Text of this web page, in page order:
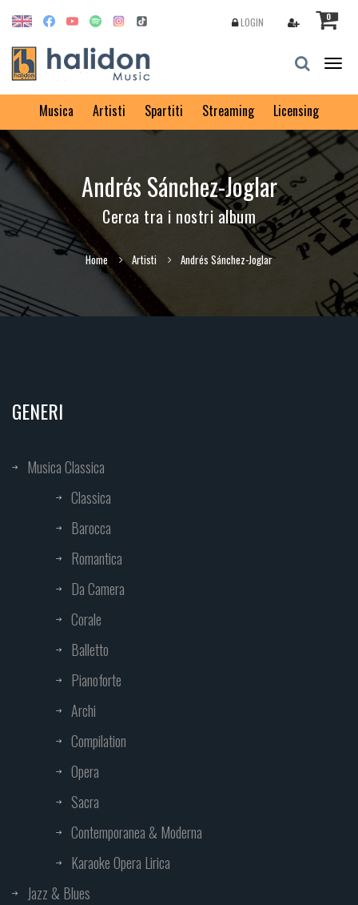
0
LOGIN
Musica Artisti Spartiti Streaming Licensing
Andrés Sánchez-Joglar
Cerca tra i nostri album
Home Artisti Andrés Sánchez-Joglar
GENERI
Musica Classica
Classica
Barocca
Romantica
Da Camera
Corale
Balletto
Pianoforte
Archi
Compilation
Opera
Sacra
Contemporanea & Moderna
Karaoke Opera Lirica
Jazz & Blues